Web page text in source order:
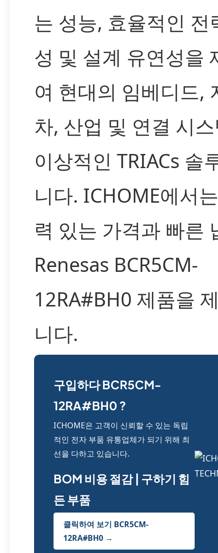
는 성능, 효율적인 전
성 및 설계 유연성을
여 현대의 임베디드,
차, 산업 및 연결 시
이상적인 TRIACs 솔
니다. ICHOME에서
력 있는 가격과 빠른
Renesas BCR5CM-
12RA#BH0 제품을
니다.
구입하다 BCR5CM-
12RA#BH0 ?
ICHOME은 고객이 신뢰할 수 있는 독립
적인 전자 부품 유통업체가 되기 위해 최
선을 다하고 있습니다.
BOM 비용 절감 | 구하기 힘
든 부품
클릭하여 보기 BCR5CM-
12RA#BH0 →